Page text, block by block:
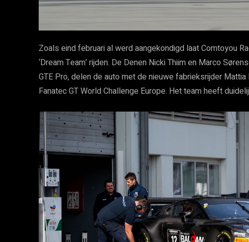
Zoals eind februari al werd aangekondigd laat Comtoyou
‘Dream Team’ rijden. De Denen Nicki Thiim en Marco
GTE Pro, delen de auto met de nieuwe fabrieksrijder
Fanatec GT World Challenge Europe. Het team heeft